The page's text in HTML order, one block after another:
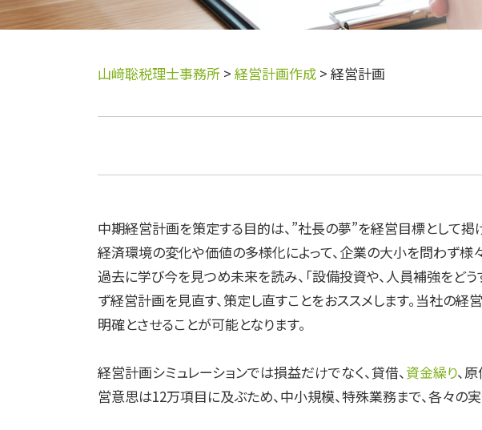
山﨑聡税理士事務所 > 経営計画作成 > 経営計画
中期経営計画を策定する目的は、”社長の夢”を経営目標として掲げ
経済環境の変化や価値の多様化によって、企業の大小を問わず様
過去に学び今を見つめ未来を読み、「設備投資や、人員補強をど
ず経営計画を見直す、策定し直すことをおススメします。当社の
明確とさせることが可能となります。
経営計画シミュレーションでは損益だけでなく、貸借、資金繰り、
営意思は12万項目に及ぶため、中小規模、特殊業務まで、各々の